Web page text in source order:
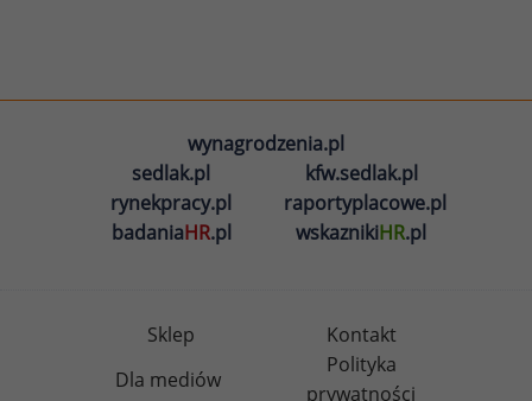
wynagrodzenia.pl
sedlak.pl
kfw.sedlak.pl
rynekpracy.pl
raportyplacowe.pl
badaniaHR.pl wskaznikiHR.pl
Sklep
Kontakt
Dla mediów
Polityka
prywatności